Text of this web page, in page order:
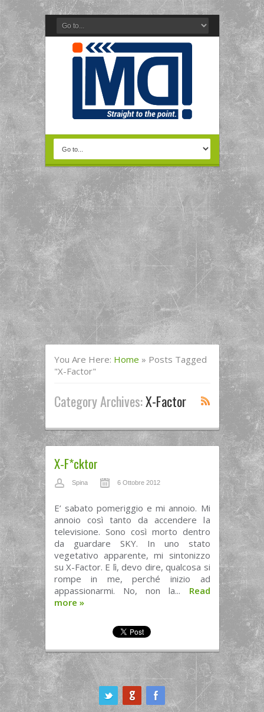
You Are Here: Home » Posts Tagged
"x-Factor"
Category Archives:X-Factor
X-F*cktor
Spina 6 Ottobre 2012
E’ sabato pomeriggio e mi annoio. Mi
annoio così tanto da accendere la
televisione. Sono così morto dentro
da guardare SKY. In uno stato
vegetativo apparente, mi sintonizzo
su X-Factor. E lì, devo dire, qualcosa si
rompe in me, perché inizio ad
appassionarmi. No, non la... Read
more »